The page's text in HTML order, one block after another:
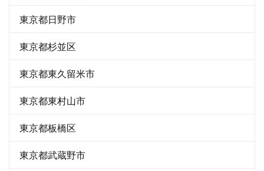
東京都日野市
東京都杉並区
東京都東久留米市
東京都東村山市
東京都板橋区
東京都武蔵野市